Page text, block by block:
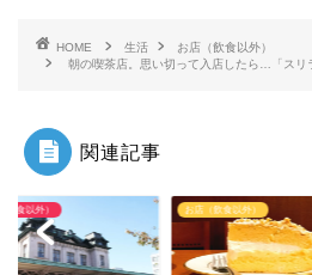
HOME 生活
お店（飲食以外）
朝の喫茶店。思い切って入店したら…「スリ
関連記事
飲食以外） お店（飲食以外）